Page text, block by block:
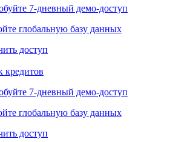
акций
IPO/SPO
7-дневный
глобальную базу данных
доступ
кредитов
7-дневный